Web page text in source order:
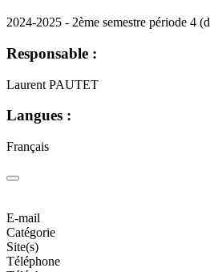
2024-2025 - 2ème semestre période 4
Responsable :
Laurent PAUTET
Langues :
Français
E-mail
Catégorie
Site(s)
Téléphone